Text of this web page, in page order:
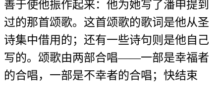
善于使他振作起来：他为她写了潘申提到
过的那首颂歌。这首颂歌的歌词是他从圣
诗集中借用的；还有一些诗句则是他自己
写的。颂歌由两部合唱——一部是幸福者
的合唱，一部是不幸者的合唱；快结束